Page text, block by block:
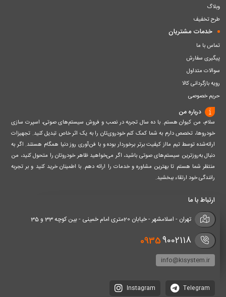
وبلاگ
طرح تخفیف
خدمات مشتریان
تماس با ما
پیگیری سفارش
سوالات متداول
رویه بازگردانی کالا
حریم خصوصی
درباره من
سلام، من کیوان هستم. با ده سال تجربه در نصب و فروش سیستم‌های صوتی، اسپرت سازی
خودروها، تخصص دارم به شما کمک کنم خودروی‌تان را به یک اثر خاص تبدیل کنید. تجهیزات
ارائه‌شده توسط تیم مااز کیفیت برتر برخوردار بوده و با فن‌آوری روز دنیا همگام هستند. اگر به
دنبال به‌روزترین سیستم‌های صوتی باشید، اگر می‌خواهید ظاهر خودروتان را متحول کنید، من
منتظر شما هستم تا بهترین مشاوره و خدمات را ارائه دهم. با اطمینان خرید کنید و بر تجربه
رانندگی خود ارتقاء ببخشید.
ارتباط با ما
تهران - اسلامشهر - خیابان 20متری امام خمینی - بین کوچه 33 و 35
09359002118
info@k1system.ir
Telegram
Instagram